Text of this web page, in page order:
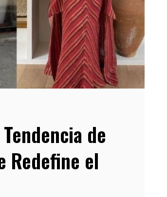
de
Redefine el